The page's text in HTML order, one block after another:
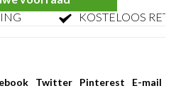
KOSTELOOS
Twitter Pinterest E-mail